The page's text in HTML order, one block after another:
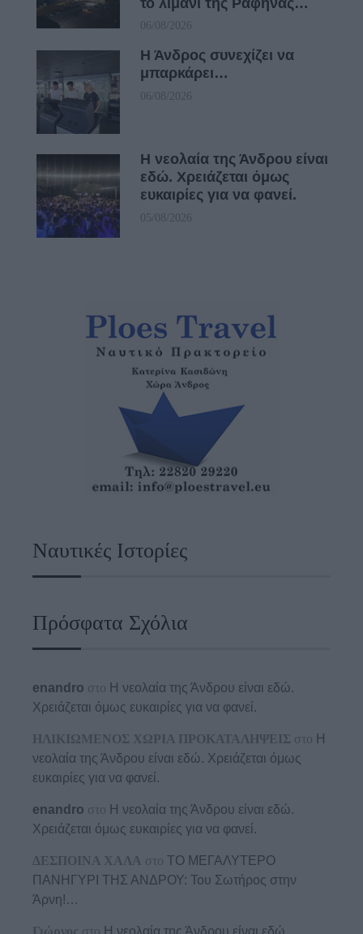
06/08/2026
Η Άνδρος συνεχίζει να
μπαρκάρει…
06/08/2026
Η νεολαία της Άνδρου είναι
εδώ. Χρειάζεται όμως
ευκαιρίες για να φανεί.
05/08/2026
Ναυτικές Ιστορίες
Πρόσφατα Σχόλια
enandro στο Η νεολαία της Άνδρου είναι εδώ.
Χρειάζεται όμως ευκαιρίες για να φανεί.
ΗΛΙΚΙΩΜΕΝΟΣ ΧΩΡΙΑ ΠΡΟΚΑΤΑΛΗΨΕΙΣ στο Η
νεολαία της Άνδρου είναι εδώ. Χρειάζεται όμως
ευκαιρίες για να φανεί.
enandro στο Η νεολαία της Άνδρου είναι εδώ.
Χρειάζεται όμως ευκαιρίες για να φανεί.
ΔΕΣΠΟΙΝΑ ΧΑΛΑ στο ΤΟ ΜΕΓΑΛΥΤΕΡΟ
ΠΑΝΗΓΥΡΙ ΤΗΣ ΑΝΔΡΟΥ: Του Σωτήρος στην
Άρνη!…